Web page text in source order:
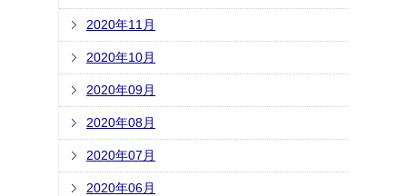
2020年11月
2020年10月
2020年09月
2020年08月
2020年07月
2020年06月